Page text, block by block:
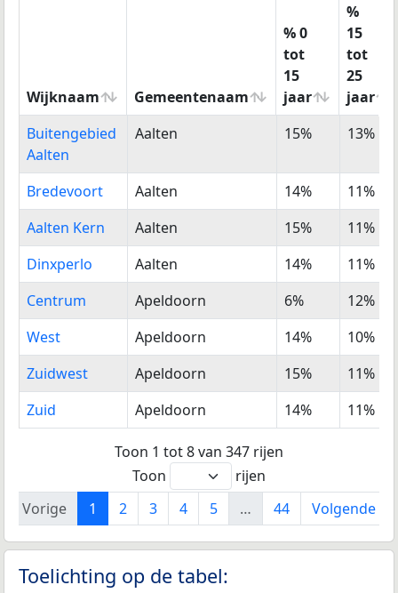
Wijknaam Gemeentenaam
% 0
tot
15
jaar
%
15
tot
25
jaar
Wijknaam
Gemeentenaam
% 0
15
jaar
%
tot
25
jaar
Buitengebied
Aalten
Aalten 15% 13%
Bredevoort Aalten 14%
11%
Aalten Kern
Aalten 15%
11%
Dinxperlo
Aalten 14%
11%
Centrum
Apeldoorn 6%
12%
West
Apeldoorn 14%
10%
Zuidwest
Apeldoorn 15%
11%
Zuid
Apeldoorn 14% 11%
Toon 1 tot 8 van 347 rijen
Toon
rijen
Vorige
1 2 3 4 5 … 44 Volgende
Toelichting op de tabel: